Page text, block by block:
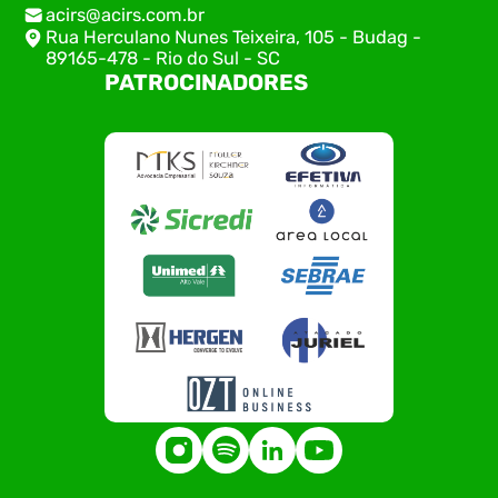
acirs@acirs.com.br
Rua Herculano Nunes Teixeira, 105 - Budag -
89165-478 - Rio do Sul - SC
PATROCINADORES